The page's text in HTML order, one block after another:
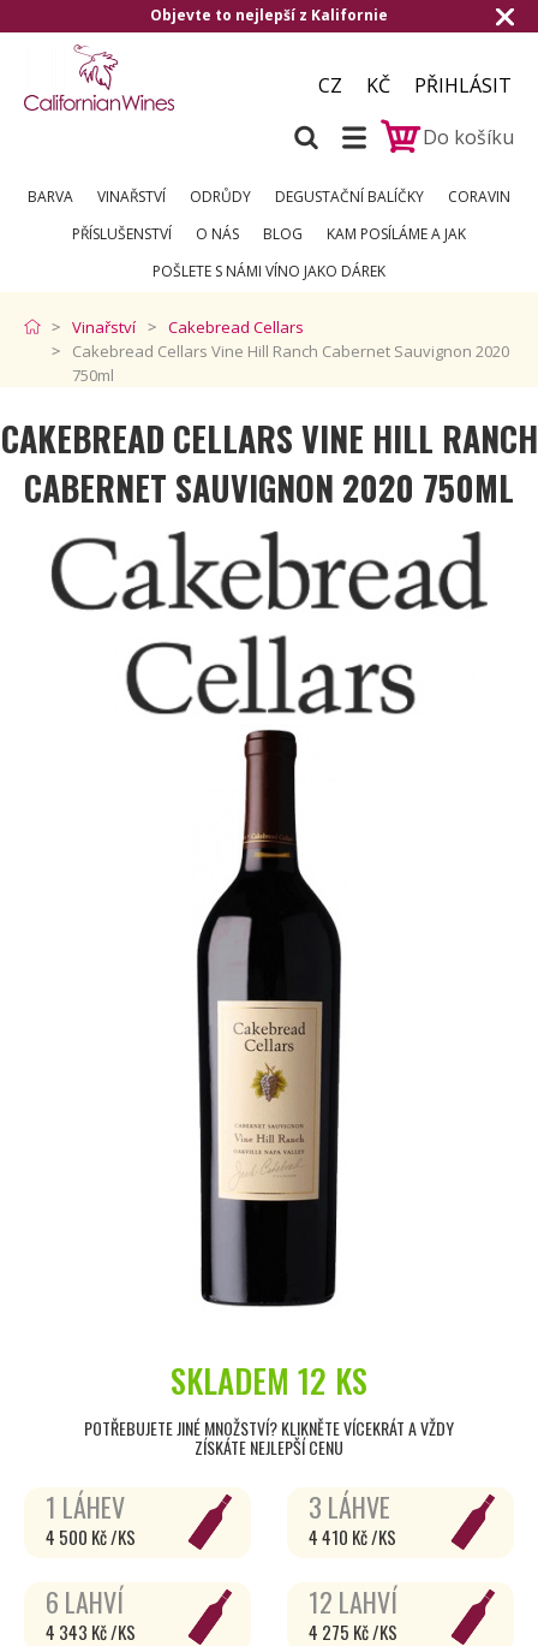
Doručení zdarma od
CZ KČ
PŘIHLÁSIT
Do košíku
BARVA VINAŘSTVÍ ODRŮDY DEGUSTAČNÍ BALÍČKY
CORAVIN
PŘÍSLUŠENSTVÍ
O NÁS BLOG
KAM POSÍLÁME A JAK
POŠLETE S NÁMI VÍNO JAKO DÁREK
Vinařství
Cakebread Cellars
Cakebread Cellars Vine Hill Ranch Cabernet Sauvignon 2020
750ml
CAKEBREAD CELLARS VINE HILL RANCH
CABERNET SAUVIGNON 2020 750ML
SKLADEM 12 KS
POTŘEBUJETE JINÉ MNOŽSTVÍ? KLIKNĚTE VÍCEKRÁT A VŽDY
ZÍSKÁTE NEJLEPŠÍ CENU
1 LÁHEV
4 500 Kč /KS
3 LÁHVE
4 410 Kč /KS
6 LAHVÍ
4 343 Kč /KS
12 LAHVÍ
4 275 Kč /KS